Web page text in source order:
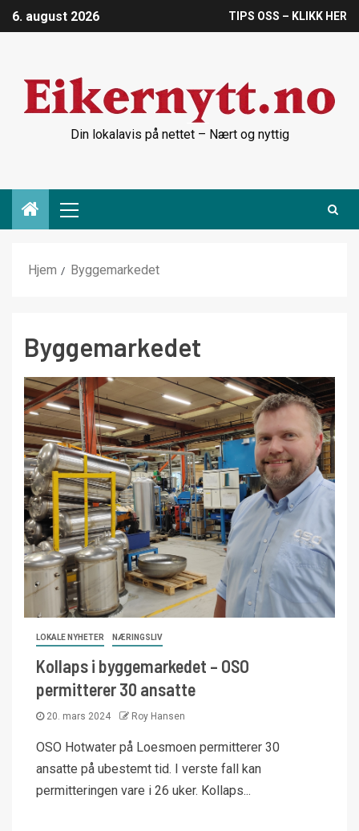
6. august 2026 TIPS OSS – KLIKK HER
Din lokalavis på nettet – Nært og nyttig
Hjem Byggemarkedet
Byggemarkedet
LOKALE NYHETER NÆRINGSLIV
Kollaps i byggemarkedet – OSO
permitterer 30 ansatte
20. mars 2024 Roy Hansen
OSO Hotwater på Loesmoen permitterer 30
ansatte på ubestemt tid. I verste fall kan
permitteringen vare i 26 uker. Kollaps...